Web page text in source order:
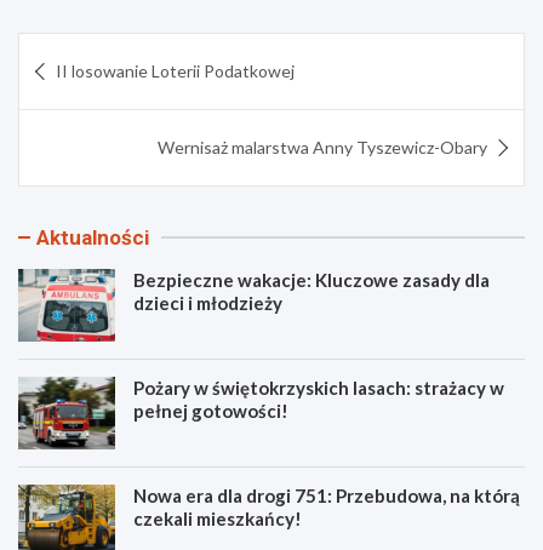
wpisu
II losowanie Loterii Podatkowej
Wernisaż malarstwa Anny Tyszewicz-Obary
Aktualności
Bezpieczne wakacje: Kluczowe zasady dla
dzieci i młodzieży
Pożary w świętokrzyskich lasach: strażacy w
pełnej gotowości!
Nowa era dla drogi 751: Przebudowa, na którą
czekali mieszkańcy!